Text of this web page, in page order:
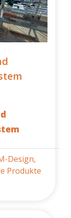
Design,
Produkte